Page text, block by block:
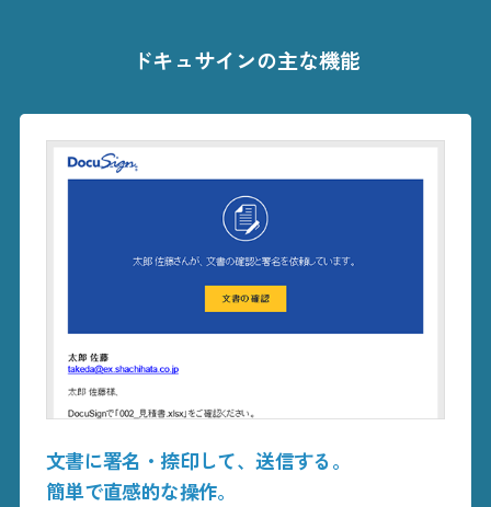
ドキュサインの主な機能
文書に署名・捺印して、送信する。
簡単で直感的な操作。